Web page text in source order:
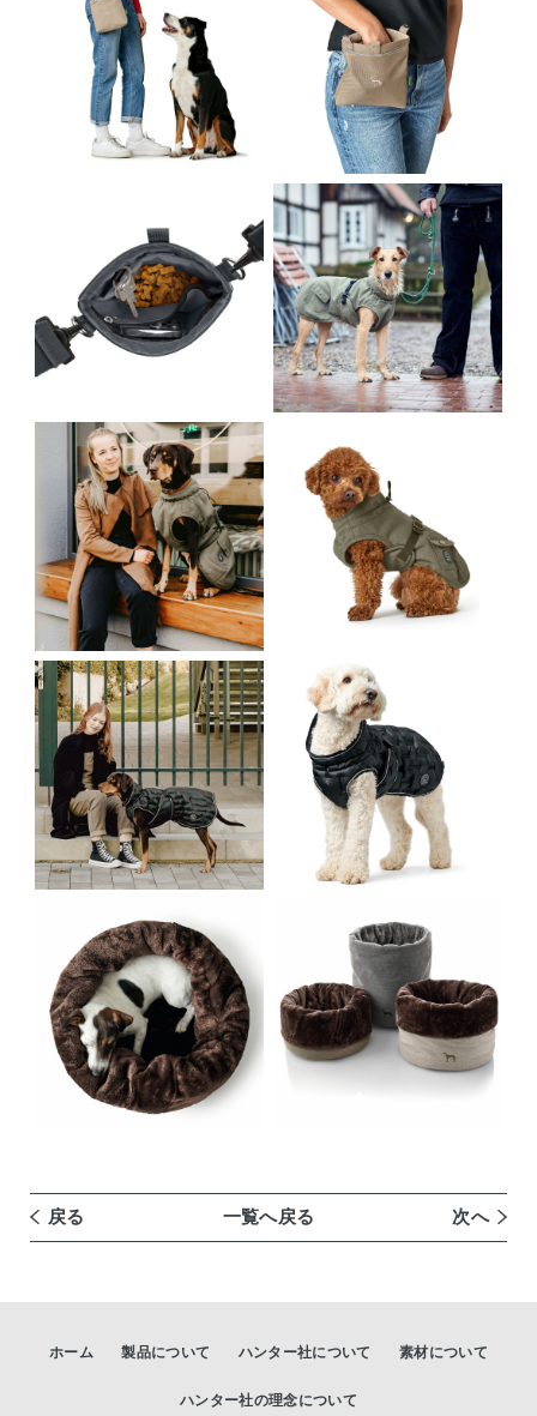
戻る 一覧へ戻る 次へ
ホーム 製品について ハンター社について 素材について
ハンター社の理念について